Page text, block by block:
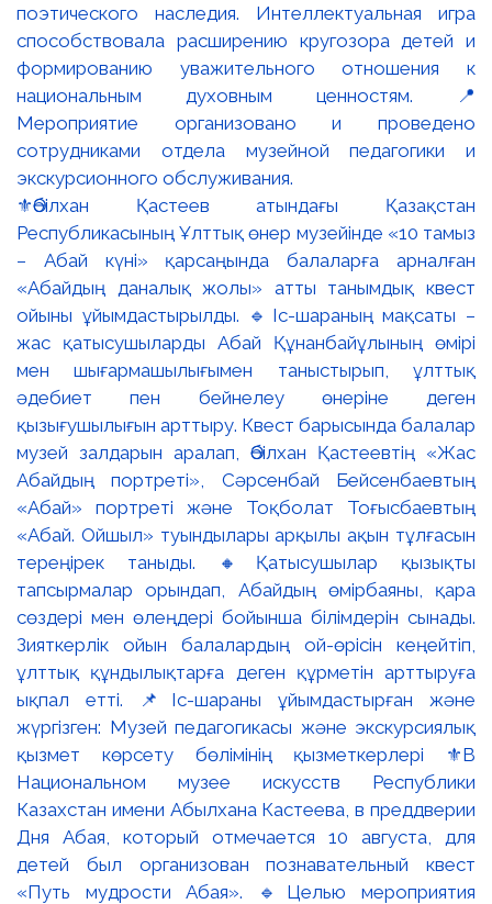
⚜️Әбілхан Қастеев атындағы Қазақстан
Республикасының Ұлттық өнер музейінде «10 тамыз
– Абай күні» қарсаңында балаларға арналған
«Абайдың даналық жолы» атты танымдық квест
ойыны ұйымдастырылды. 🔹Іс-шараның мақсаты –
жас қатысушыларды Абай Құнанбайұлының өмірі
мен шығармашылығымен таныстырып, ұлттық
әдебиет пен бейнелеу өнеріне деген
қызығушылығын арттыру. Квест барысында балалар
музей залдарын аралап, Әбілхан Қастеевтің «Жас
Абайдың портреті», Сәрсенбай Бейсенбаевтың
«Абай» портреті және Тоқболат Тоғысбаевтың
«Абай. Ойшыл» туындылары арқылы ақын тұлғасын
тереңірек таныды. 🔸Қатысушылар қызықты
тапсырмалар орындап, Абайдың өмірбаяны, қара
сөздері мен өлеңдері бойынша білімдерін сынады.
Зияткерлік ойын балалардың ой-өрісін кеңейтіп,
ұлттық құндылықтарға деген құрметін арттыруға
ықпал етті. 📌Іс-шараны ұйымдастырған және
жүргізген: Музей педагогикасы және экскурсиялық
қызмет көрсету бөлімінің қызметкерлері ⚜️В
Национальном музее искусств Республики
Казахстан имени Абылхана Кастеева, в преддверии
Дня Абая, который отмечается 10 августа, для
детей был организован познавательный квест
«Путь мудрости Абая». 🔹Целью мероприятия